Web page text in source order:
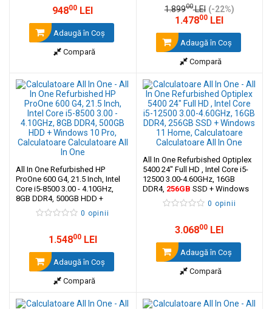
94800 LEI
Adaugă în Coş
Compară
1.89900LEI (-22%)
1.47800 LEI
Adaugă în Coş
Compară
All In One Refurbished HP
ProOne 600 G4, 21.5 Inch, Intel
Core i5-8500 3.00 - 4.10GHz,
8GB DDR4, 500GB HDD +
Windows 10 Pro
0 opinii
1.54800LEI
Adaugă în Coş
Compară
All In One Refurbished Optiplex
5400 24" Full HD , Intel Core i5-
12500 3.00-4.60GHz, 16GB
DDR4, 256GB SSD + Windows
11 Home
0 opinii
3.06800 LEI
Adaugă în Coş
Compară